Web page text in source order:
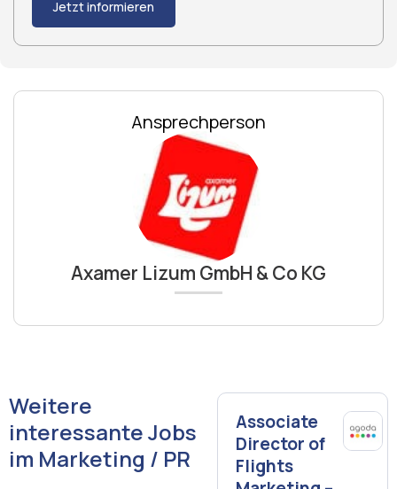
Jetzt informieren
Ansprechperson
Axamer Lizum GmbH & Co KG
Weitere
interessante Jobs
im Marketing / PR
Associate
Director of
Flights